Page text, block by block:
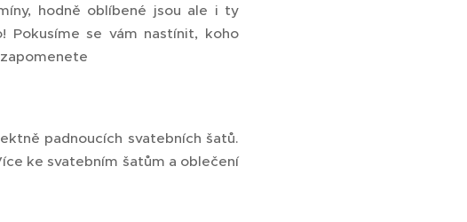
hodně oblíbené jsou ale i ty
se vám nastínit, koho
padnoucích svatebních šatů.
ke svatebním šatům a oblečení